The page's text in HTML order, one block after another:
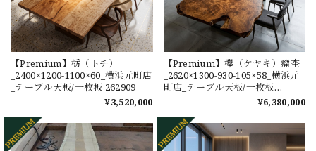
【Premium】栃（トチ）
_2400×1200-1100×60_横浜元町店
_テーブル天板/一枚板 262909
¥3,520,000
【Premiuｍ】欅（ケヤキ）瘤杢
_2620×1300-930-105×58_横浜元
町店_テーブル天板/一枚板
¥6,380,000